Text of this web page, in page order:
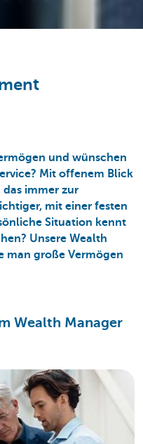
und wünschen
? Mit offenem Blick
das immer zur
mit einer festen
Situation kennt
Unsere Wealth
man große Vermögen
Wealth Manager